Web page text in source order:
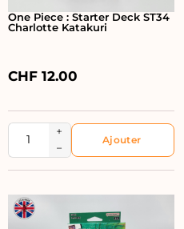
One Piece : Starter Deck ST34
Charlotte Katakuri
CHF 12.00
+
−